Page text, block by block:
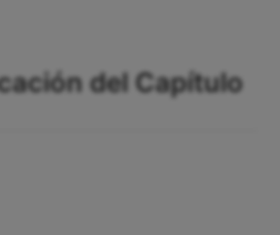
del Capítulo